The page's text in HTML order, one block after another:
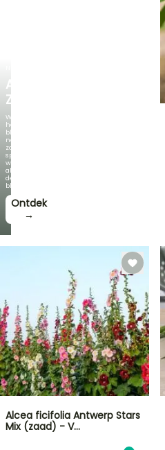
AGAPANTHUS
ZAMBEZI
Wanneer
het
blad
net
zo
spectaculair
wordt
als
de
bloei!
Ontdek
→
Alcea ficifolia Antwerp Stars
Mix (zaad) - V…